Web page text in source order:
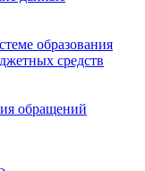
образования
средств
обращений